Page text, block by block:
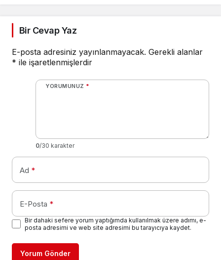
Bir Cevap Yaz
E-posta adresiniz yayınlanmayacak. Gerekli alanlar
* ile işaretlenmişlerdir
YORUMUNUZ *
0/30 karakter
Ad *
E-Posta *
Bir dahaki sefere yorum yaptığımda kullanılmak üzere adımı, e-
posta adresimi ve web site adresimi bu tarayıcıya kaydet.
Yorum Gönder